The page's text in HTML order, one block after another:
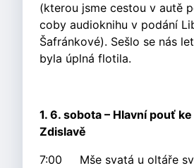
(kterou jsme cestou v autě
coby audioknihu v podání
Šafránkové). Sešlo se nás
byla úplná flotila.
1. 6. sobota – Hlavní pouť
Zdislavě
7:00 Mše svatá u oltáře